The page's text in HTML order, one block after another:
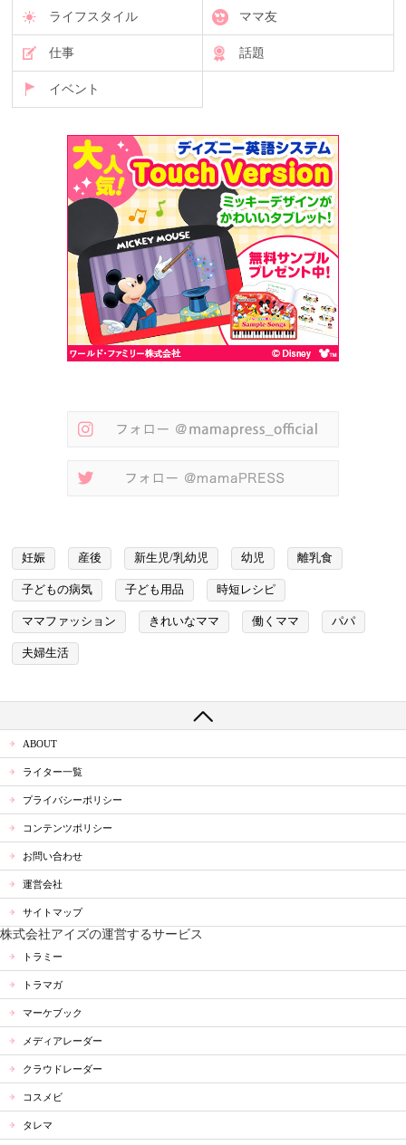
ライフスタイル ママ友
仕事 話題
イベント
妊娠 産後 新生児/乳幼児 幼児 離乳食
子どもの病気 子ども用品 時短レシピ
ママファッション きれいなママ 働くママ パパ
夫婦生活
ABOUT
ライター一覧
プライバシーポリシー
コンテンツポリシー
お問い合わせ
運営会社
サイトマップ
株式会社アイズの運営するサービス
トラミー
トラマガ
マーケブック
メディアレーダー
クラウドレーダー
コスメビ
タレマ